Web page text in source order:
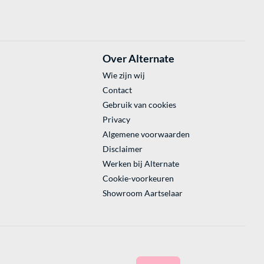
Over Alternate
Wie zijn wij
Contact
Gebruik van cookies
Privacy
Algemene voorwaarden
Disclaimer
Werken bij Alternate
Cookie-voorkeuren
Showroom Aartselaar